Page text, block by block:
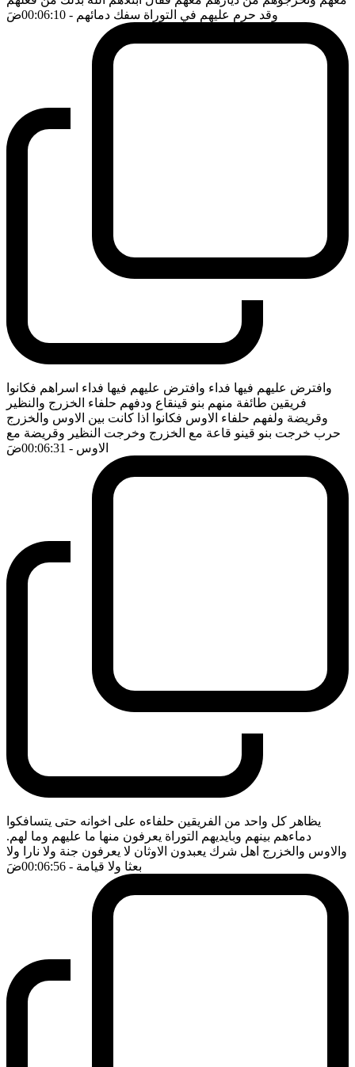
وقد حرم عليهم في التوراة سفك دمائهم - 00:06:10 ضَ
وافترض عليهم فيها فداء وافترض عليهم فيها فداء اسراهم فكانوا
فريقين طائفة منهم بنو قينقاع ودفهم حلفاء الخزرج والنظير
وقريضة ولفهم حلفاء الاوس فكانوا اذا كانت بين الاوس والخزرج
حرب خرجت بنو قينو قاعة مع الخزرج وخرجت النظير وقريضة مع
الاوس - 00:06:31 ضَ
يظاهر كل واحد من الفريقين حلفاءه على اخوانه حتى يتسافكوا
دماءهم بينهم وبايديهم التوراة يعرفون منها ما عليهم وما لهم.
والاوس والخزرج اهل شرك يعبدون الاوثان لا يعرفون جنة ولا نارا ولا
بعثا ولا قيامة - 00:06:56 ضَ